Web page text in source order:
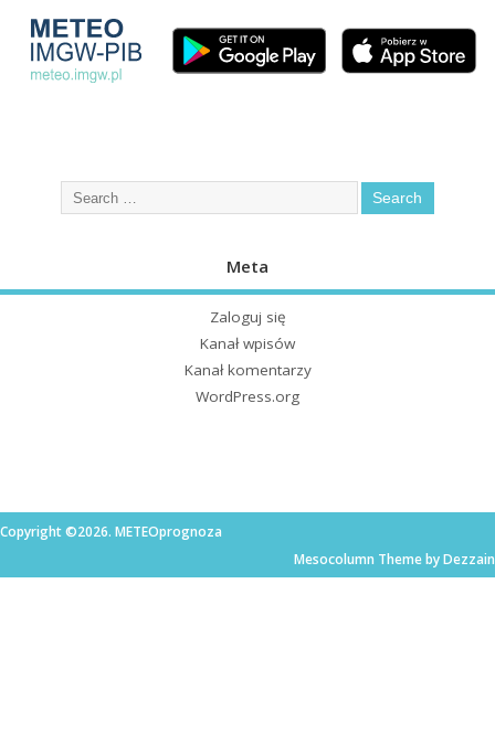
Meta
Zaloguj się
Kanał wpisów
Kanał komentarzy
WordPress.org
Copyright ©2026. METEOprognoza
Mesocolumn Theme by Dezzain